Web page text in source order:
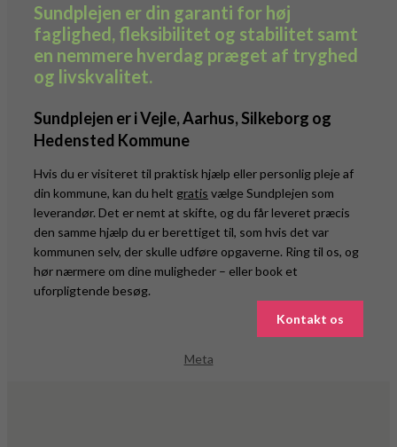
Sundplejen er din garanti for høj
faglighed, fleksibilitet og stabilitet samt
en nemmere hverdag præget af tryghed
og livskvalitet.
Sundplejen er i Vejle, Aarhus, Silkeborg og
Hedensted Kommune
Hvis du er visiteret til praktisk hjælp eller personlig pleje af
din kommune, kan du helt gratis vælge Sundplejen som
leverandør. Det er nemt at skifte, og du får leveret præcis
den samme hjælp du er berettiget til, som hvis det var
kommunen selv, der skulle udføre opgaverne. Ring til os, og
hør nærmere om dine muligheder – eller book et
uforpligtende besøg.
Kontakt os
Meta